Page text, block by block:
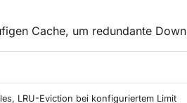
Cache, um redundante
LRU-Eviction bei konfiguriertem Limit